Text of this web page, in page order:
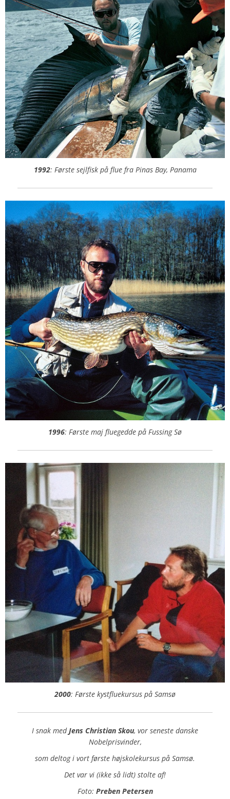
1992: Første sejlfisk på flue fra Pinas Bay, Panama
1996: Første maj fluegedde på Fussing Sø
2000: Første kystfluekursus på Samsø
I snak medJens Christian Skou, vor seneste danske
Nobelprisvinder,
som deltog i vort første højskolekursus på Samsø.
Det var vi (ikke så lidt) stolte af!
Foto: Preben Petersen